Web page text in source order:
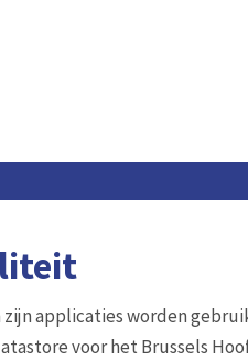
applicaties worden
voor het Brussels